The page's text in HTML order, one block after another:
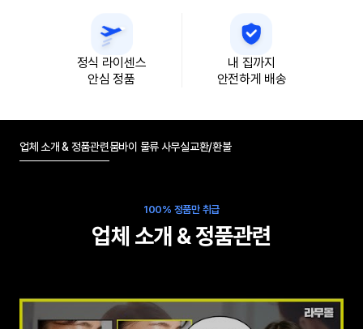
정식 라이센스
안심 정품
내 집까지
안전하게 배송
업체 소개 & 정품관련뭄바이 물류 사무실교환/환불
100% 정품만 취급
업체 소개 & 정품관련